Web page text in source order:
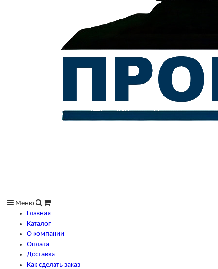
Меню
Главная
Каталог
О компании
Оплата
Доставка
Как сделать заказ